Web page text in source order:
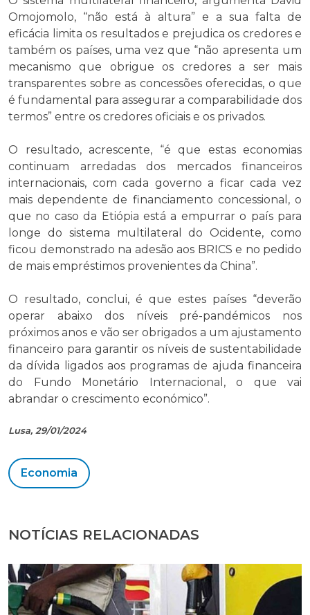
Omojomolo, “não está à altura” e a sua falta de
eficácia limita os resultados e prejudica os credores e
também os países, uma vez que “não apresenta um
mecanismo que obrigue os credores a ser mais
transparentes sobre as concessões oferecidas, o que
é fundamental para assegurar a comparabilidade dos
termos” entre os credores oficiais e os privados.
O resultado, acrescente, “é que estas economias
continuam arredadas dos mercados financeiros
internacionais, com cada governo a ficar cada vez
mais dependente de financiamento concessional, o
que no caso da Etiópia está a empurrar o país para
longe do sistema multilateral do Ocidente, como
ficou demonstrado na adesão aos BRICS e no pedido
de mais empréstimos provenientes da China”.
O resultado, conclui, é que estes países “deverão
operar abaixo dos níveis pré-pandémicos nos
próximos anos e vão ser obrigados a um ajustamento
financeiro para garantir os níveis de sustentabilidade
da dívida ligados aos programas de ajuda financeira
do Fundo Monetário Internacional, o que vai
abrandar o crescimento económico”.
Lusa, 29/01/2024
Economia
NOTÍCIAS RELACIONADAS